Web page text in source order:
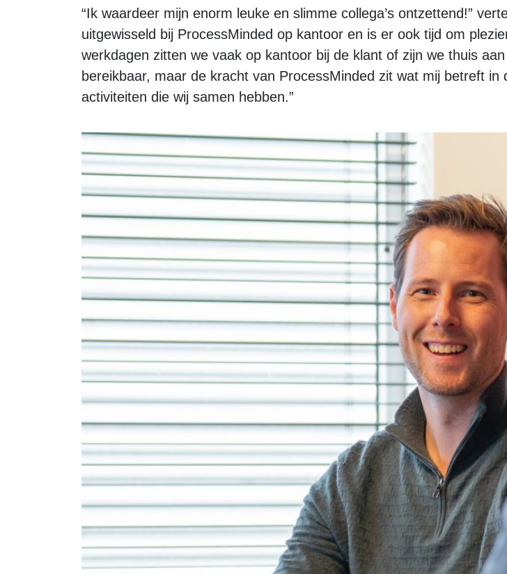
“Ik waardeer mijn enorm leuke en slimme collega’s ontzettend!”
uitgewisseld bij ProcessMinded op kantoor en is er ook tijd om
werkdagen zitten we vaak op kantoor bij de klant of zijn we thuis
bereikbaar, maar de kracht van ProcessMinded zit wat mij betreft
activiteiten die wij samen hebben.”